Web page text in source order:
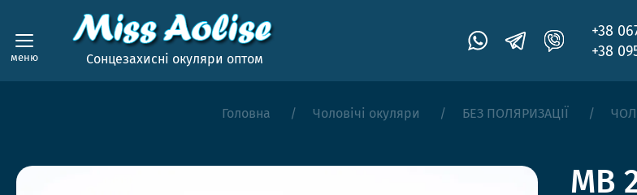
меню Сонцезахисні окуляри оптом
+38
+38
Головна Чоловічі окуляри БЕЗ ПОЛЯРИЗАЦІЇ
MB